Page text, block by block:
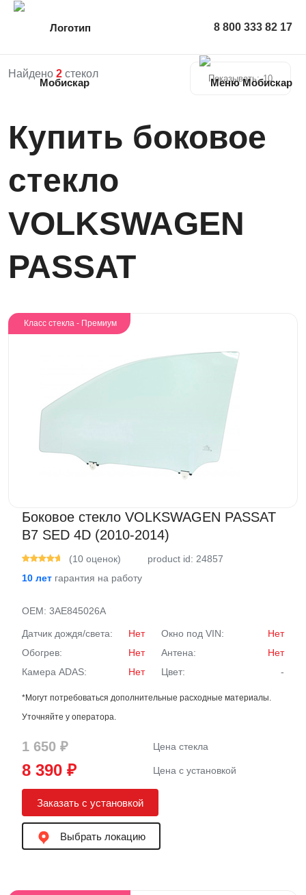
8 800 333 82 17
Найдено 2 стекол Показывать: 10
Купить боковое
стекло
VOLKSWAGEN
PASSAT
Класс стекла - Премиум
Боковое стекло VOLKSWAGEN PASSAT
B7 SED 4D (2010-2014)
(10 оценок)
product id: 24857
10 лет гарантия на работу
OEM: 3AE845026A
Датчик дождя/света: Нет Окно под VIN:
Нет
Обогрев:
Нет Антена:
Нет
Камера ADAS:
Нет Цвет: -
*Могут потребоваться дополнительные расходные материалы.
Уточняйте у оператора.
1 650 ₽ Цена стекла
8 390 ₽ Цена с установкой
Заказать с установкой
Выбрать локацию